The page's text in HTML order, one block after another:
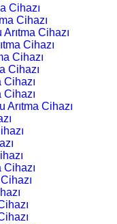
Cihazı
Cihazı
Cihazı
Cihazı
Cihazı
Cihazı
Cihazı
Cihazı
Arıtma Cihazı
Cihazı